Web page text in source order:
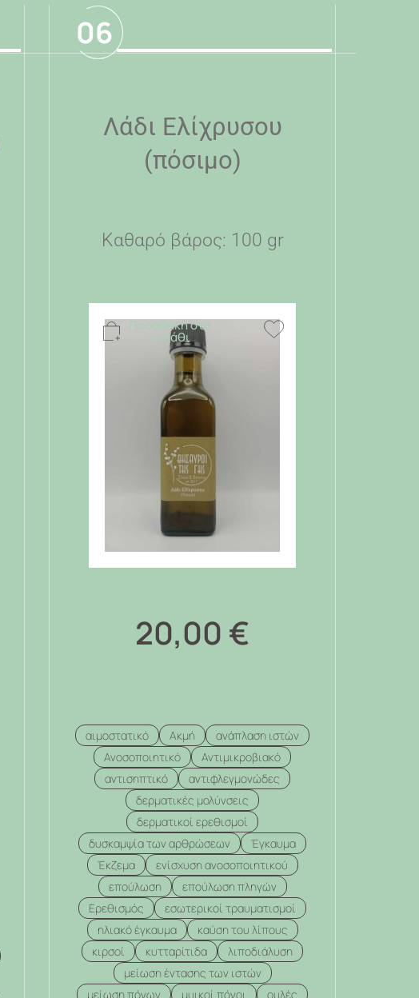
06
Λάδι Ελίχρυσου
(πόσιμο)
Καθαρό βάρος: 100 gr
Προσθήκη στο
καλάθι
20,00 €
αιμοστατικό Ακμή
ανάπλαση ιστών
Ανοσοποιητικό
Αντιμικροβιακό
αντισηπτικό
αντιφλεγμονώδες
δερματικές μολύνσεις
δερματικοί ερεθισμοί
δυσκαμψία των αρθρώσεων
Έγκαυμα
Έκζεμα
ενίσχυση ανοσοποιητικού
επούλωση
επούλωση πληγών
Ερεθισμός
εσωτερικοί τραυματισμοί
ηλιακό έγκαυμα
καύση του λίπους
κιρσοί
κυτταρίτιδα
λιποδιάλυση
μείωση έντασης των ιστών
μείωση πόνων
μυικοί πόνοι ουλές